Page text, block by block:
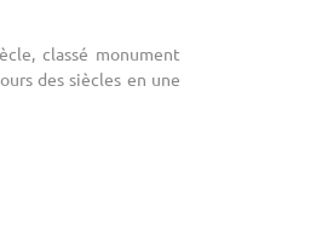
classé monument
des siècles en une